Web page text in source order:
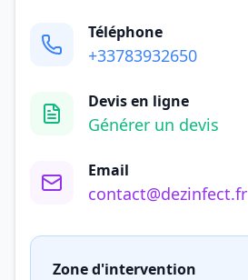
Téléphone
+33783932650
Devis en ligne
Générer un devis
Email
contact@dezinfect.fr
Zone d'intervention